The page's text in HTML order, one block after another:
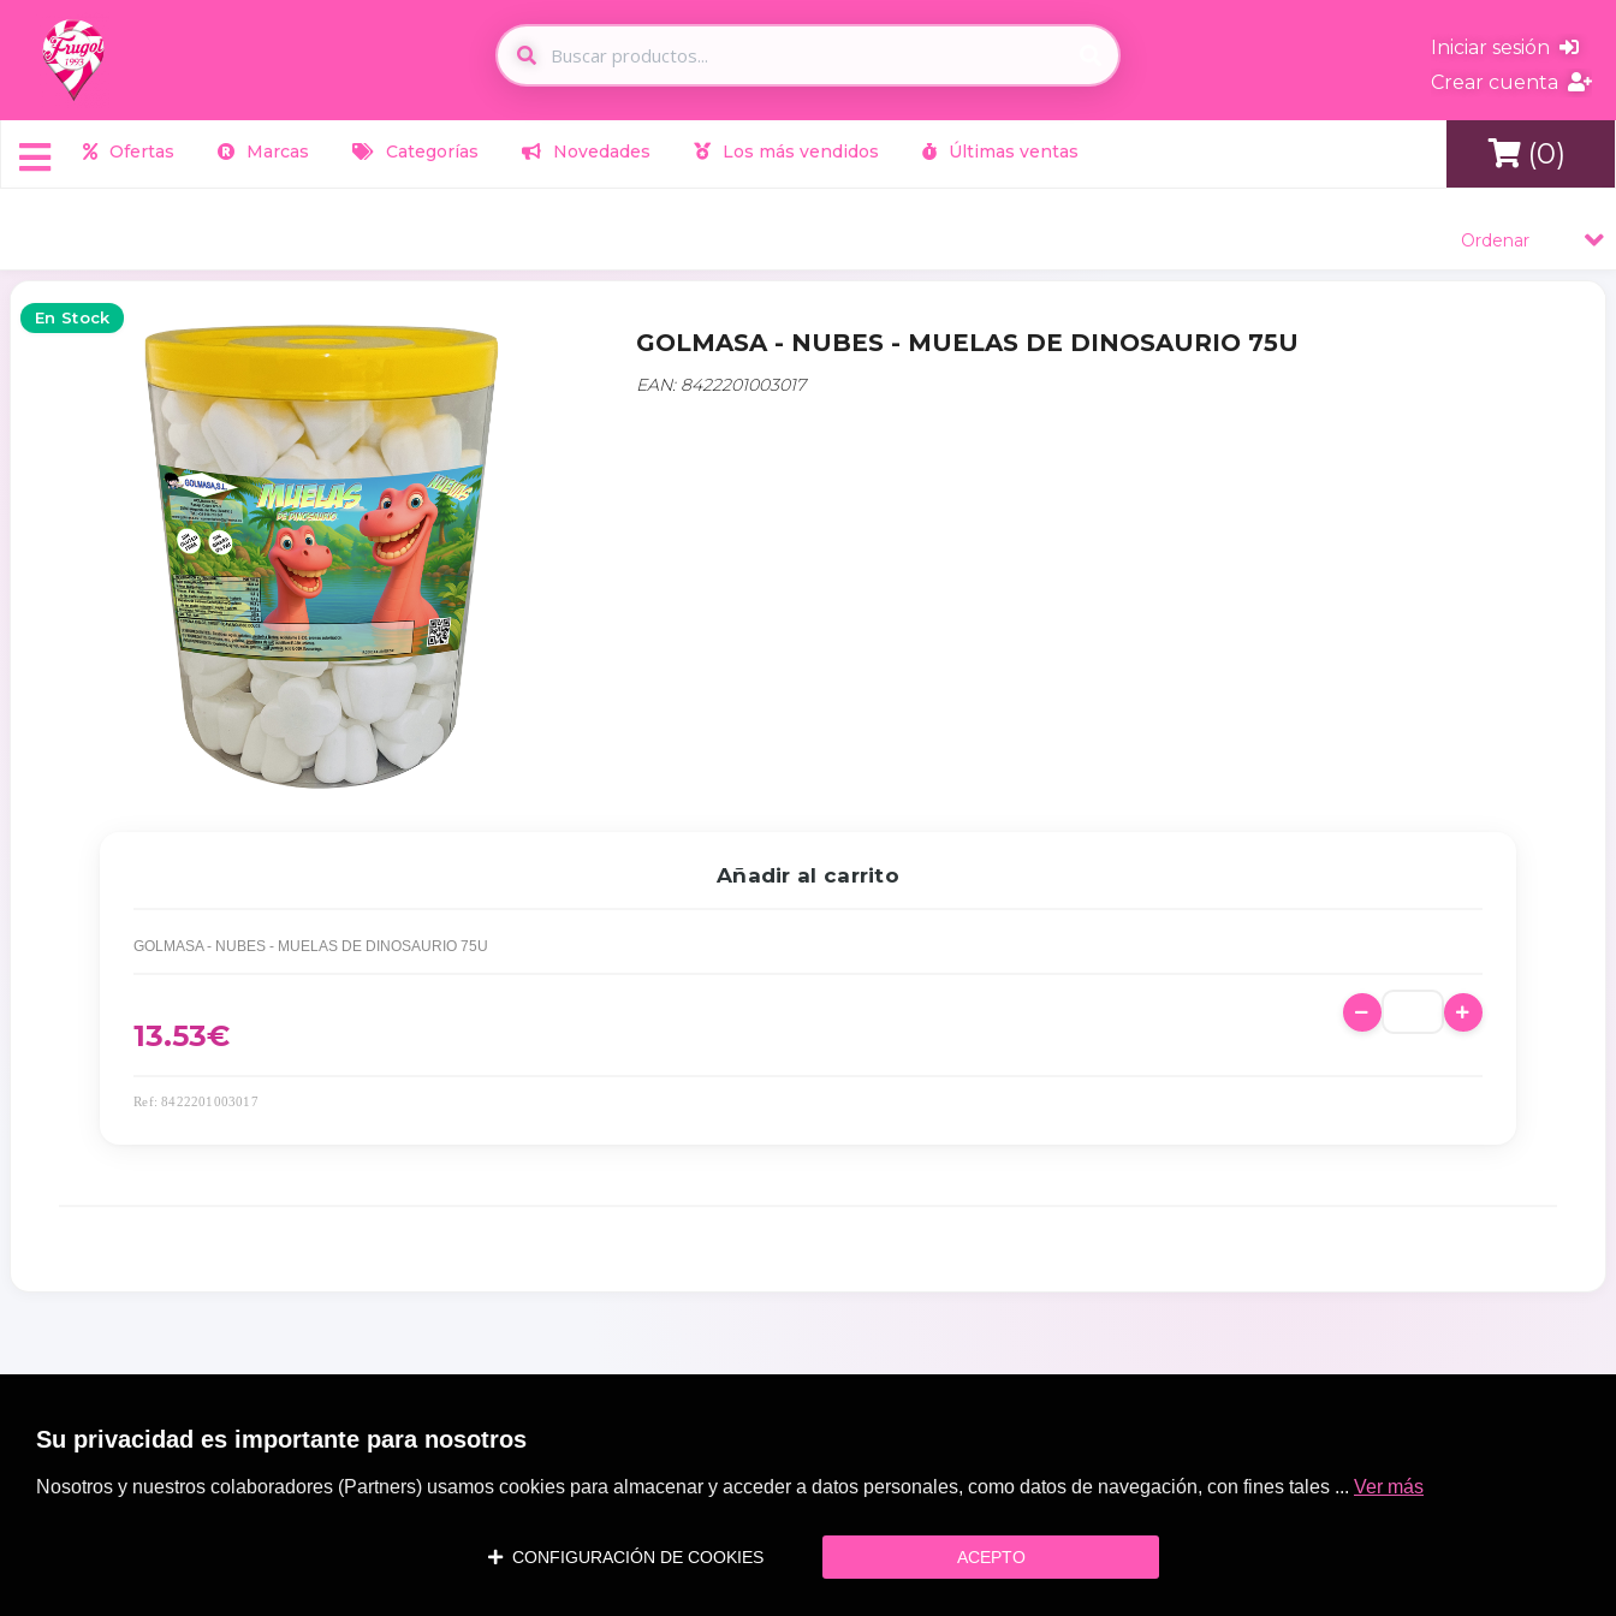
Iniciar sesión
Crear cuenta
Ofertas Marcas Categorías Novedades Los más vendidos Últimas ventas (0)
Ordenar
En Stock
GOLMASA - NUBES - MUELAS DE DINOSAURIO 75U
EAN: 8422201003017
Añadir al carrito
GOLMASA - NUBES - MUELAS DE DINOSAURIO 75U
13.53€
Ref: 8422201003017
Su privacidad es importante para nosotros
Nosotros y nuestros colaboradores (Partners) usamos cookies para almacenar y acceder a datos personales, como datos de navegación, con fines tales ... Ver más
CONFIGURACIÓN DE COOKIES ACEPTO